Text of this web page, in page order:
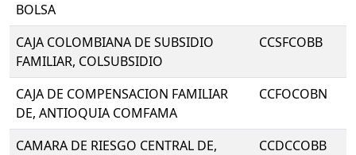
BOLSA
CAJA COLOMBIANA DE SUBSIDIO
FAMILIAR, COLSUBSIDIO
CCSFCOBB
CAJA DE COMPENSACION FAMILIAR
DE, ANTIOQUIA COMFAMA
CCFOCOBN
CAMARA DE RIESGO CENTRAL DE,
CCDCCOBB